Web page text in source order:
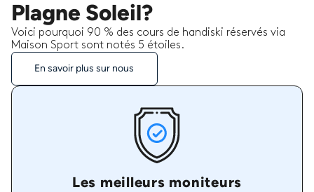
Plagne Soleil?
Voici pourquoi 90 % des cours de handiski réservés via
Maison Sport sont notés 5 étoiles.
En savoir plus sur nous
Les meilleurs moniteurs